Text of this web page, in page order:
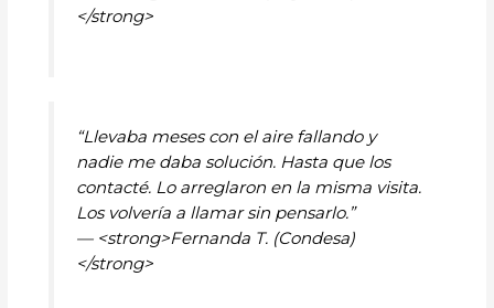
</strong>
“Llevaba meses con el aire fallando y
nadie me daba solución. Hasta que los
contacté. Lo arreglaron en la misma visita.
Los volvería a llamar sin pensarlo.”
— <strong>Fernanda T. (Condesa)
</strong>